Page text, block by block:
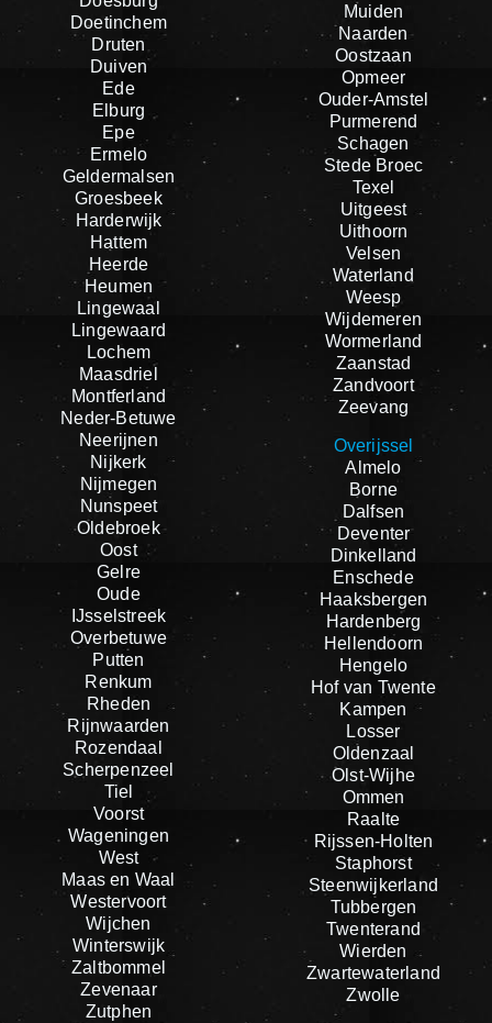
Doetinchem
Druten
Duiven
Ede
Elburg
Epe
Ermelo
Geldermalsen
Groesbeek
Harderwijk
Hattem
Heerde
Heumen
Lingewaal
Lingewaard
Lochem
Maasdriel
Montferland
Neder-Betuwe
Neerijnen
Nijkerk
Nijmegen
Nunspeet
Oldebroek
Oost
Gelre
Oude
IJsselstreek
Overbetuwe
Putten
Renkum
Rheden
Rijnwaarden
Rozendaal
Scherpenzeel
Tiel
Voorst
Wageningen
West
Maas en Waal
Westervoort
Wijchen
Winterswijk
Zaltbommel
Zevenaar
Zutphen
Muiden
Naarden
Oostzaan
Opmeer
Ouder-Amstel
Purmerend
Schagen
Stede Broec
Texel
Uitgeest
Uithoorn
Velsen
Waterland
Weesp
Wijdemeren
Wormerland
Zaanstad
Zandvoort
Zeevang
Overijssel
Almelo
Borne
Dalfsen
Deventer
Dinkelland
Enschede
Haaksbergen
Hardenberg
Hellendoorn
Hengelo
Hof van Twente
Kampen
Losser
Oldenzaal
Olst-Wijhe
Ommen
Raalte
Rijssen-Holten
Staphorst
Steenwijkerland
Tubbergen
Twenterand
Wierden
Zwartewaterland
Zwolle